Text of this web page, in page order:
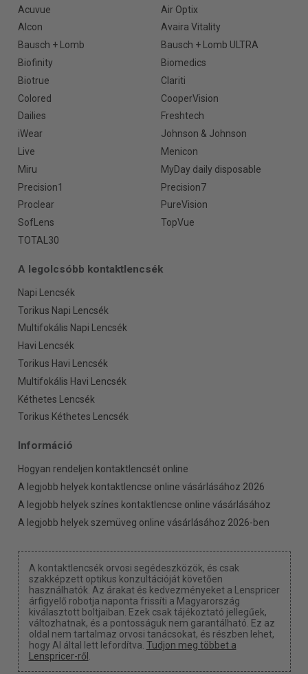
Acuvue
Air Optix
Alcon
Avaira Vitality
Bausch + Lomb
Bausch + Lomb ULTRA
Biofinity
Biomedics
Biotrue
Clariti
Colored
CooperVision
Dailies
Freshtech
iWear
Johnson & Johnson
Live
Menicon
Miru
MyDay daily disposable
Precision1
Precision7
Proclear
PureVision
SofLens
TopVue
TOTAL30
A legolcsóbb kontaktlencsék
Napi Lencsék
Torikus Napi Lencsék
Multifokális Napi Lencsék
Havi Lencsék
Torikus Havi Lencsék
Multifokális Havi Lencsék
Kéthetes Lencsék
Torikus Kéthetes Lencsék
Információ
Hogyan rendeljen kontaktlencsét online
A legjobb helyek kontaktlencse online vásárlásához 2026
A legjobb helyek színes kontaktlencse online vásárlásához
A legjobb helyek szemüveg online vásárlásához 2026-ben
A kontaktlencsék orvosi segédeszközök, és csak
szakképzett optikus konzultációját követően
használhatók. Az árakat és kedvezményeket a Lenspricer
árfigyelő robotja naponta frissíti a Magyarország
kiválasztott boltjaiban. Ezek csak tájékoztató jellegűek,
változhatnak, és a pontosságuk nem garantálható. Ez az
oldal nem tartalmaz orvosi tanácsokat, és részben lehet,
hogy AI által lett lefordítva. Tudjon meg többet a
Lenspricer-ről .